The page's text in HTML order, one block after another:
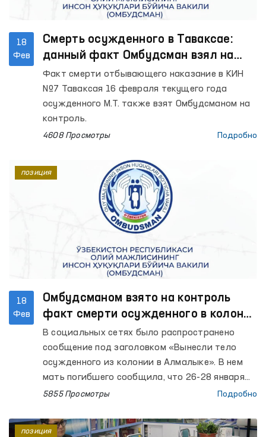
18
Фев
Смерть осужденного в Таваксае:
данный факт Омбудсман взял на
контроль
Факт смерти отбывающего наказание в КИН
№7 Таваксая 16 февраля текущего года
осужденного М.Т. также взят Омбудсманом на
контроль.
4608 Просмотры Подробно
18
Фев
Омбудсманом взято на контроль
факт смерти осужденного в колонии
Алмалыка
В социальных сетях было распространено
сообщение под заголовком «Вынесли тело
осужденного из колонии в Алмалыке». В нем
мать погибшего сообщила, что 26-28 января
этого года встречалась с сыном на
жаловался.
5855 Просмотры Подробно
позиция
позиция